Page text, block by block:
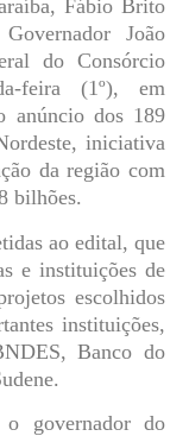
Fábio Brito
Governador João
do Consórcio
feira (1º), em
anúncio dos 189
, iniciativa
da região com
bilhões.
ao edital, que
e instituições de
escolhidos
instituições,
,Banco do
.
o governador do